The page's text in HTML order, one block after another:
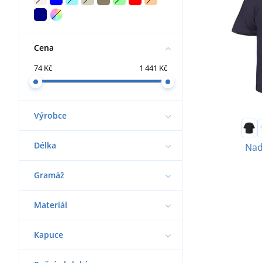
Cena
74 Kč 1 441 Kč
Výrobce
Délka
Gramáž
Materiál
Kapuce